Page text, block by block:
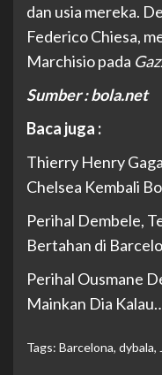
dan usia mereka.
Federico Chiesa,
Marchisio pada
Sumber : bola.net
Baca juga :
Thierry Henry
Chelsea Kembali
Perihal Dembele,
Bertahan di
Perihal Ousmane
Mainkan Dia
Tags: Barcelona, dybala,